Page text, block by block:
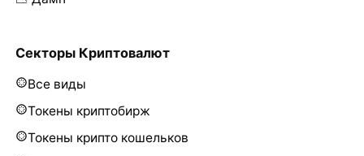
Секторы Криптовалют
Все виды
Токены криптобирж
Токены крипто кошельков